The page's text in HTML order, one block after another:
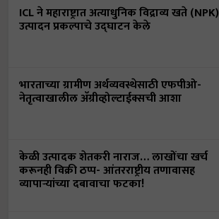
ICL ने महाराष्ट्रात अत्याधुनिक विद्राव्य खते (NPK)
उत्पादन प्रकल्पाचे उद्घाटन केले
भारताच्या ग्रामीण अर्थव्यवस्थेसाठी एफपीओ-
नेतृत्वाखालील अ‍ॅग्रीव्होल्टाईक्सची आशा
केळी उत्पादक शेतकरी नाराज… लाखोंचा खर्च
करूनही विक्री ठप्प- आंतरराष्ट्रीय तणावासह
व्यापाऱ्यांच्या दबावाचा फटका!